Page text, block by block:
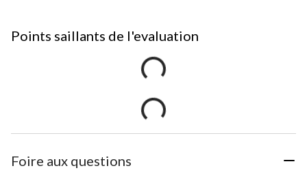
Points saillants de l'evaluation
Foire aux questions